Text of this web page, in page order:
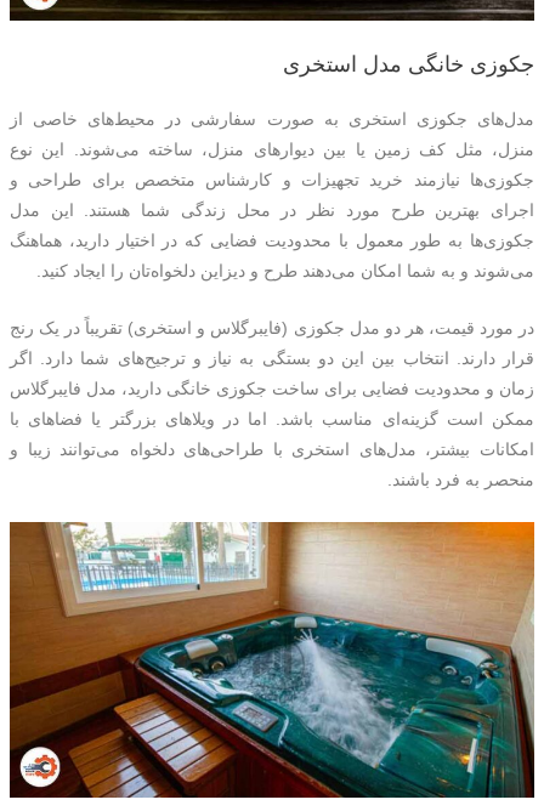
جکوزی خانگی مدل استخری
مدل‌های جکوزی استخری به صورت سفارشی در محیط‌های خاصی از
منزل، مثل کف زمین یا بین دیوارهای منزل، ساخته می‌شوند. این نوع
جکوزی‌ها نیازمند خرید تجهیزات و کارشناس متخصص برای طراحی و
اجرای بهترین طرح مورد نظر در محل زندگی شما هستند. این مدل
جکوزی‌ها به طور معمول با محدودیت فضایی که در اختیار دارید، هماهنگ
می‌شوند و به شما امکان می‌دهند طرح و دیزاین دلخواه‌تان را ایجاد کنید.
در مورد قیمت، هر دو مدل جکوزی (فایبرگلاس و استخری) تقریباً در یک رنج
قرار دارند. انتخاب بین این دو بستگی به نیاز و ترجیح‌های شما دارد. اگر
زمان و محدودیت فضایی برای ساخت جکوزی خانگی دارید، مدل فایبرگلاس
ممکن است گزینه‌ای مناسب باشد. اما در ویلاهای بزرگتر یا فضاهای با
امکانات بیشتر، مدل‌های استخری با طراحی‌های دلخواه می‌توانند زیبا و
منحصر به فرد باشند.